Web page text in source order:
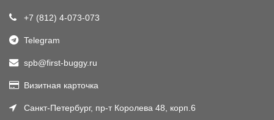
+7 (812) 4-073-073
Telegram
spb@first-buggy.ru
Визитная карточка
Санкт-Петербург, пр-т Королева 48, корп.6